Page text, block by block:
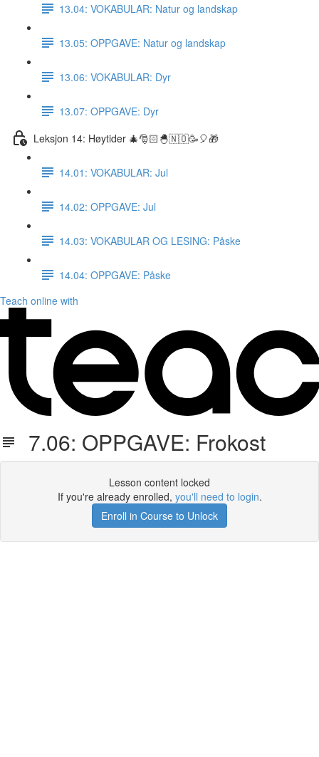
13.04: VOKABULAR: Natur og landskap
13.05: OPPGAVE: Natur og landskap
13.06: VOKABULAR: Dyr
13.07: OPPGAVE: Dyr
Leksjon 14: Høytider 🎄🎅🏻🐣🇳🇴🥳🎈🎁
14.01: VOKABULAR: Jul
14.02: OPPGAVE: Jul
14.03: VOKABULAR OG LESING: Påske
14.04: OPPGAVE: Påske
Teach online with
7.06: OPPGAVE: Frokost
Lesson content locked
If you're already enrolled, you'll need to login.
Enroll in Course to Unlock